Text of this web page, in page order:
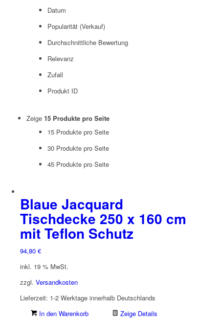
Datum
Popularität (Verkauf)
Durchschnittliche Bewertung
Relevanz
Zufall
Produkt ID
Zeige 15 Produkte pro Seite
15 Produkte pro Seite
30 Produkte pro Seite
45 Produkte pro Seite
Blaue Jacquard
Tischdecke 250 x 160 cm
mit Teflon Schutz
94,80 €
inkl. 19 % MwSt.
zzgl. Versandkosten
Lieferzeit: 1-2 Werktage innerhalb Deutschlands
In den Warenkorb
Zeige Details